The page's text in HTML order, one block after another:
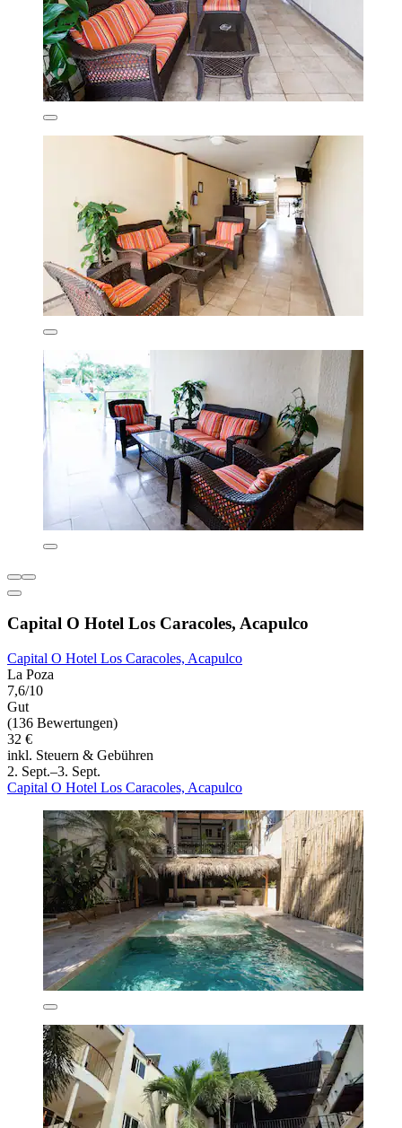
Capital O Hotel Los Caracoles, Acapulco
Capital O Hotel Los Caracoles, Acapulco
La Poza
7,6/10
Gut
(136 Bewertungen)
32 €
inkl. Steuern & Gebühren
2. Sept.–3. Sept.
Capital O Hotel Los Caracoles, Acapulco